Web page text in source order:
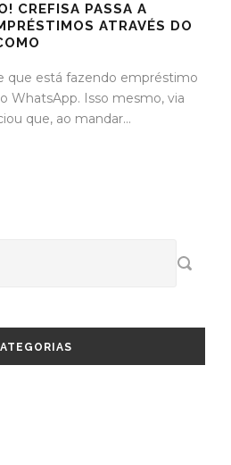
CREFISA PASSA A
ATRAVÉS DO
que está fazendo empréstimo
WhatsApp. Isso mesmo, via
que, ao mandar...